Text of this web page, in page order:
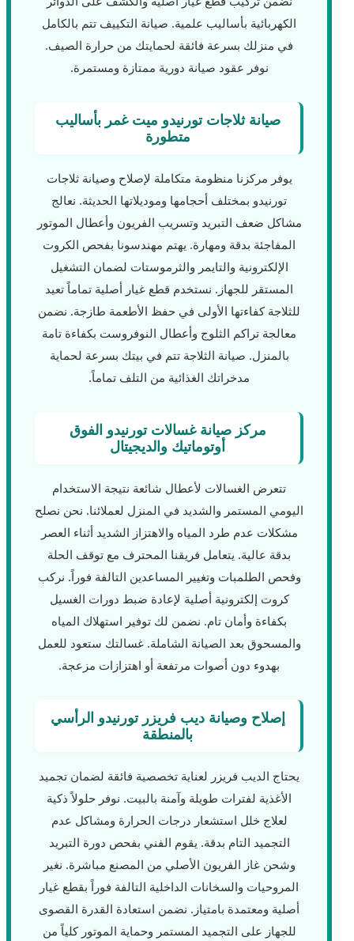
الكهربائية بأساليب علمية. صيانة التكييف تتم بالكامل
في منزلك بسرعة فائقة لحمايتك من حرارة الصيف.
نوفر عقود صيانة دورية ممتازة ومستمرة.
صيانة ثلاجات تورنيدو ميت غمر بأساليب
متطورة
يوفر مركزنا منظومة متكاملة لإصلاح وصيانة ثلاجات
تورنيدو بمختلف أحجامها وموديلاتها الحديثة. نعالج
مشاكل ضعف التبريد وتسريب الفريون وأعطال الموتور
المفاجئة بدقة ومهارة. يهتم مهندسونا بفحص الكروت
الإلكترونية والتايمر والثرموستات لضمان التشغيل
المستقر للجهاز. نستخدم قطع غيار أصلية تماماً تعيد
للثلاجة كفاءتها الأولى في حفظ الأطعمة طازجة. نضمن
معالجة تراكم الثلوج وأعطال النوفروست بكفاءة تامة
بالمنزل. صيانة الثلاجة تتم في بيتك بسرعة لحماية
مدخراتك الغذائية من التلف تماماً.
مركز صيانة غسالات تورنيدو الفوق
أوتوماتيك والديجيتال
تتعرض الغسالات لأعطال شائعة نتيجة الاستخدام
اليومي المستمر والشديد في المنزل لعملائنا. نحن نصلح
مشكلات عدم طرد المياه والاهتزاز الشديد أثناء العصر
بدقة عالية. يتعامل فريقنا المحترف مع توقف الحلة
وفحص الطلمبات وتغيير المساعدين التالفة فوراً. نركب
كروت إلكترونية أصلية لإعادة ضبط دورات الغسيل
بكفاءة وأمان تام. نضمن لك توفير استهلاك المياه
والمسحوق بعد الصيانة الشاملة. غسالتك ستعود للعمل
بهدوء دون أصوات مرتفعة أو اهتزازات مزعجة.
إصلاح وصيانة ديب فريزر تورنيدو الرأسي
بالمنطقة
يحتاج الديب فريزر لعناية تخصصية فائقة لضمان تجميد
الأغذية لفترات طويلة وآمنة بالبيت. نوفر حلولاً ذكية
لعلاج خلل استشعار درجات الحرارة ومشاكل عدم
التجميد التام بدقة. يقوم الفني بفحص دورة التبريد
وشحن غاز الفريون الأصلي من المصنع مباشرة. نغير
المروحيات والسخانات الداخلية التالفة فوراً بقطع غيار
أصلية ومعتمدة بامتياز. نضمن استعادة القدرة القصوى
للجهاز على التجميد المستمر وحماية الموتور كلياً من